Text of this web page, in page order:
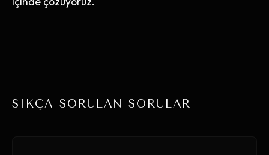
SIKÇA SORULAN SORULAR